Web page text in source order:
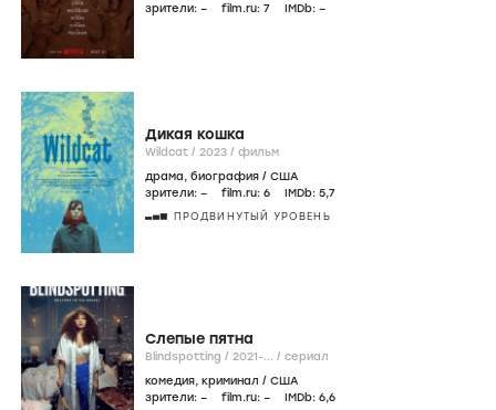
зрители: – film.ru: 7 IMDb: –
Дикая кошка
Wildcat / 2023 / фильм
драма, биография / США
зрители: – film.ru: 6 IMDb: 5,7
ПРОДВИНУТЫЙ УРОВЕНЬ
Слепые пятна
Blindspotting / 2021-... / сериал
комедия, криминал / США
зрители: – film.ru: – IMDb: 6,6